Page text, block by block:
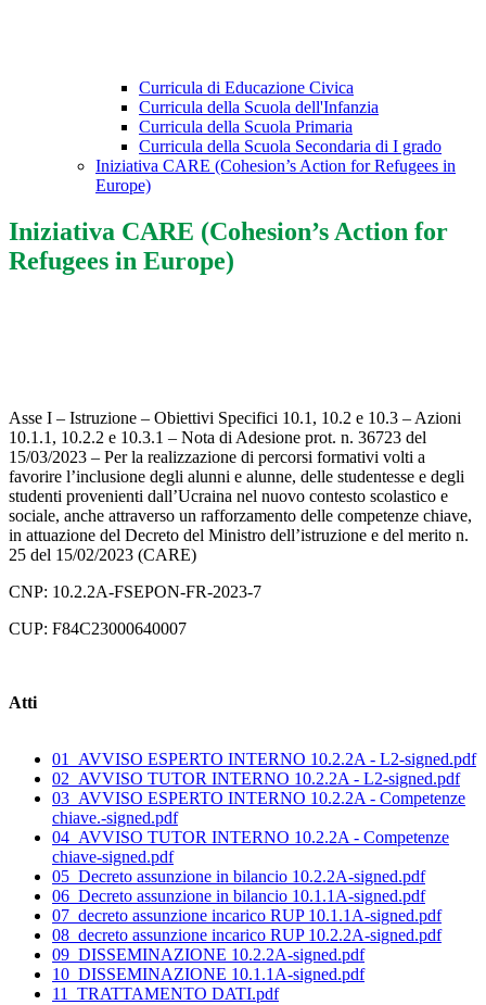
Curricula di Educazione Civica
Curricula della Scuola dell'Infanzia
Curricula della Scuola Primaria
Curricula della Scuola Secondaria di I grado
Iniziativa CARE (Cohesion’s Action for Refugees in
Europe)
Iniziativa CARE (Cohesion’s Action for
Refugees in Europe)
Asse I – Istruzione – Obiettivi Specifici 10.1, 10.2 e 10.3 – Azioni
10.1.1, 10.2.2 e 10.3.1 – Nota di Adesione prot. n. 36723 del
15/03/2023 – Per la realizzazione di percorsi formativi volti a
favorire l’inclusione degli alunni e alunne, delle studentesse e degli
studenti provenienti dall’Ucraina nel nuovo contesto scolastico e
sociale, anche attraverso un rafforzamento delle competenze chiave,
in attuazione del Decreto del Ministro dell’istruzione e del merito n.
25 del 15/02/2023 (CARE)
CNP: 10.2.2A-FSEPON-FR-2023-7
CUP: F84C23000640007
Atti
01_AVVISO ESPERTO INTERNO 10.2.2A - L2-signed.pdf
02_AVVISO TUTOR INTERNO 10.2.2A - L2-signed.pdf
03_AVVISO ESPERTO INTERNO 10.2.2A - Competenze
chiave.-signed.pdf
04_AVVISO TUTOR INTERNO 10.2.2A - Competenze
chiave-signed.pdf
05_Decreto assunzione in bilancio 10.2.2A-signed.pdf
06_Decreto assunzione in bilancio 10.1.1A-signed.pdf
07_decreto assunzione incarico RUP 10.1.1A-signed.pdf
08_decreto assunzione incarico RUP 10.2.2A-signed.pdf
09_DISSEMINAZIONE 10.2.2A-signed.pdf
10_DISSEMINAZIONE 10.1.1A-signed.pdf
11_TRATTAMENTO DATI.pdf